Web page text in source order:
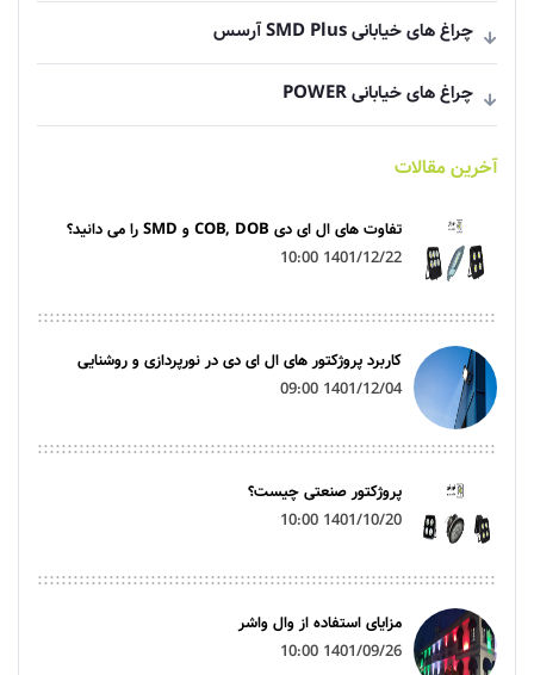
چراغ های خیابانی SMD Plus آرسس
چراغ های خیابانی POWER
آخرین مقالات
تفاوت های ال ای دی COB, DOB و SMD را می دانید؟
1401/12/22 10:00
کاربرد پروژکتور های ال ای دی در نورپردازی و روشنایی
1401/12/04 09:00
پروژکتور صنعتی چیست؟
1401/10/20 10:00
مزایای استفاده از وال واشر
1401/09/26 10:00